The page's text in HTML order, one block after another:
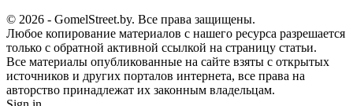
© 2026 - GomelStreet.by. Все права защищены.
Любое копирование материалов с нашего ресурса разрешается
только с обратной активной ссылкой на страницу статьи.
Все материалы опубликованные на сайте взяты с открытых
источников и других порталов интернета, все права на
авторство принадлежат их законным владельцам.